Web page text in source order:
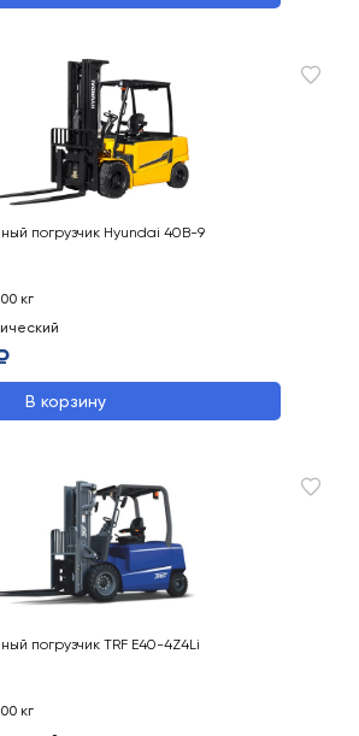
погрузчик Hyundai 40B-9
кг
В корзину
погрузчик TRF E40-4Z4Li
кг